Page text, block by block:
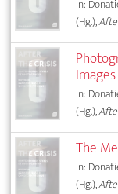
In:
(Hg.),
Images
In:
(Hg.),
The
In:
(Hg.),